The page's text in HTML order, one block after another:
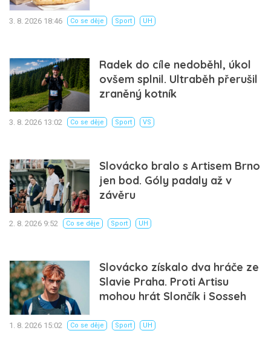
3. 8. 2026 18:46 Co se děje Sport UH
Radek do cíle nedoběhl, úkol
ovšem splnil. Ultraběh přerušil
zraněný kotník
3. 8. 2026 13:02 Co se děje Sport VS
Slovácko bralo s Artisem Brno
jen bod. Góly padaly až v
závěru
2. 8. 2026 9:52 Co se děje Sport UH
Slovácko získalo dva hráče ze
Slavie Praha. Proti Artisu
mohou hrát Slončík i Sosseh
1. 8. 2026 15:02 Co se děje Sport UH